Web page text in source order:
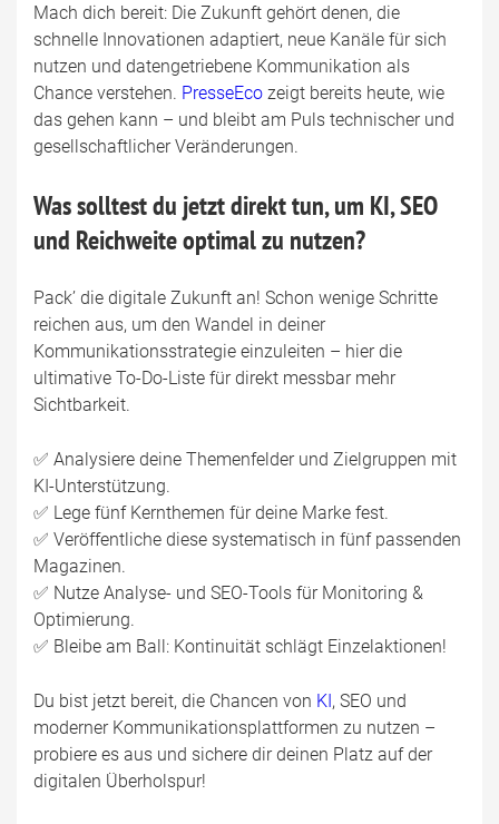
Mach dich bereit: Die Zukunft gehört denen, die
schnelle Innovationen adaptiert, neue Kanäle für sich
nutzen und datengetriebene Kommunikation als
Chance verstehen. PresseEco zeigt bereits heute, wie
das gehen kann – und bleibt am Puls technischer und
gesellschaftlicher Veränderungen.
Was solltest du jetzt direkt tun, um KI, SEO
und Reichweite optimal zu nutzen?
Pack’ die digitale Zukunft an! Schon wenige Schritte
reichen aus, um den Wandel in deiner
Kommunikationsstrategie einzuleiten – hier die
ultimative To-Do-Liste für direkt messbar mehr
Sichtbarkeit.
✅ Analysiere deine Themenfelder und Zielgruppen mit
KI-Unterstützung.
✅ Lege fünf Kernthemen für deine Marke fest.
✅ Veröffentliche diese systematisch in fünf passenden
Magazinen.
✅ Nutze Analyse- und SEO-Tools für Monitoring &
Optimierung.
✅ Bleibe am Ball: Kontinuität schlägt Einzelaktionen!
Du bist jetzt bereit, die Chancen von KI, SEO und
moderner Kommunikationsplattformen zu nutzen –
probiere es aus und sichere dir deinen Platz auf der
digitalen Überholspur!